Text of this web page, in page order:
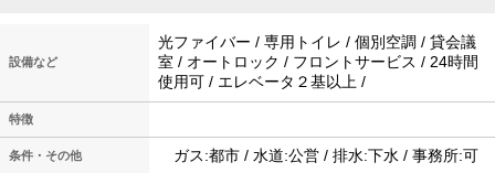
設備など
光ファイバー / 専用トイレ / 個別空調 / 貸会議
室 / オートロック / フロントサービス / 24時間
使用可 / エレベータ２基以上 /
特徴
条件・その他 ガス:都市 / 水道:公営 / 排水:下水 / 事務所:可